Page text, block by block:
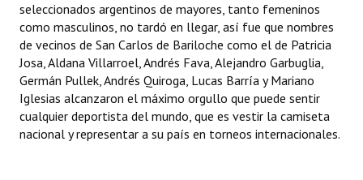
seleccionados argentinos de mayores, tanto femeninos
como masculinos, no tardó en llegar, así fue que nombres
de vecinos de San Carlos de Bariloche como el de Patricia
Josa, Aldana Villarroel, Andrés Fava, Alejandro Garbuglia,
Germán Pullek, Andrés Quiroga, Lucas Barría y Mariano
Iglesias alcanzaron el máximo orgullo que puede sentir
cualquier deportista del mundo, que es vestir la camiseta
nacional y representar a su país en torneos internacionales.